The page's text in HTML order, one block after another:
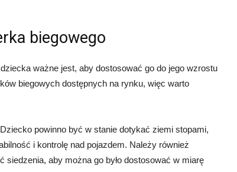
biegowego
ważne jest, aby dostosować go do jego wzrostu
biegowych dostępnych na rynku, więc warto
powinno być w stanie dotykać ziemi stopami,
i kontrolę nad pojazdem. Należy również
aby można go było dostosować w miarę